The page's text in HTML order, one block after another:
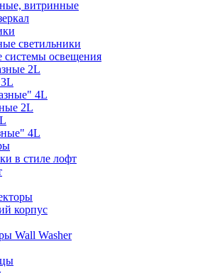
витринные
светильники
освещения
2L
4L
2L
4L
в стиле лофт
корпус
Wall Washer